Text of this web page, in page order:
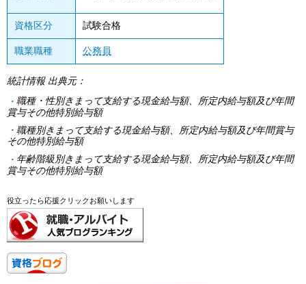
資格区分 試験合格
職業職種 公務員
統計情報 出典元：
職種・性別きまって支給する現金給与額、所定内給与額及び年間
賞与その他特別給与額
職種別きまって支給する現金給与額、所定内給与額及び年間賞与
その他特別給与額
年齢階級別きまって支給する現金給与額、所定内給与額及び年間
賞与その他特別給与額
役立ったら応援クリックお願いします